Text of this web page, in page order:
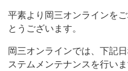
平素より岡三オンラインを
とうございます。
岡三オンラインでは、下記
ステムメンテナンスを行いま